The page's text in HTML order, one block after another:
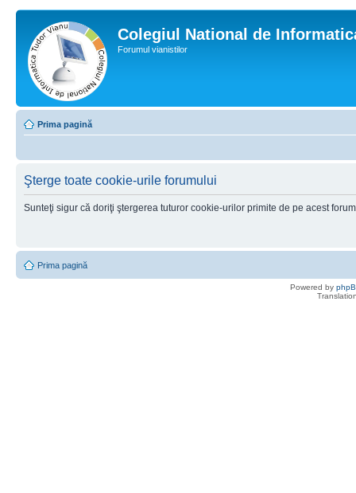
Colegiul National de
Forumul vianistilor
Prima pagină
Şterge toate cookie-urile forumului
Sunteţi sigur că doriţi ştergerea tuturor cookie-urilor primite de pe acest
Prima pagină
Powered by